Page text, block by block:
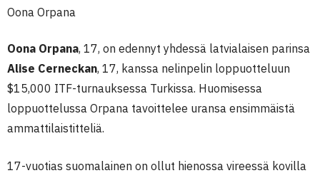
Oona Orpana
Oona Orpana, 17, on edennyt yhdessä latvialaisen parinsa
Alise Cerneckan, 17, kanssa nelinpelin loppuotteluun
$15,000 ITF-turnauksessa Turkissa. Huomisessa
loppuottelussa Orpana tavoittelee uransa ensimmäistä
ammattilaistitteliä.
17-vuotias suomalainen on ollut hienossa vireessä kovilla